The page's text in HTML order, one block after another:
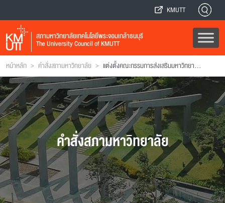
KMUTT
สภามหาวิทยาลัยเทคโนโลยีพระจอมเกล้าธนบุรี
The University Council of KMUTT
หน้าหลัก > คำสั่งสภามหาวิทยาลัย > แต่งตั้งคณะกรรมการส่งเสริมมหาวิทยาลัยเทคโนโลยีพระจอมเกล้าธนบุรี (เพิ่มเติม)
คำสั่งสภามหาวิทยาลัย